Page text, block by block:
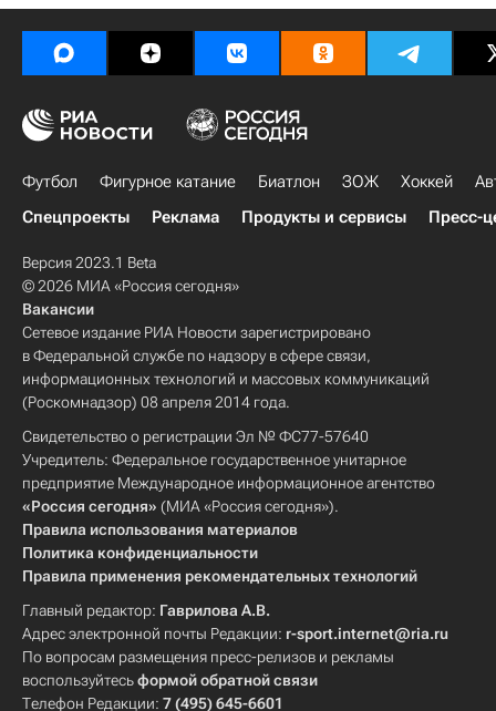
Футбол Фигурное катание Биатлон ЗОЖ Хоккей
Спецпроекты
Реклама Продукты и сервисы Пресс-
Версия 2023.1 Beta
© 2026 МИА «Россия сегодня»
Вакансии
Сетевое издание РИА Новости зарегистрировано
в Федеральной службе по надзору в сфере связи,
информационных технологий и массовых коммуникаций
(Роскомнадзор) 08 апреля 2014 года.
Свидетельство о регистрации Эл № ФС77-57640
Учредитель: Федеральное государственное унитарное
предприятие Международное информационное агентство
«Россия сегодня» (МИА «Россия сегодня»).
Правила использования материалов
Политика конфиденциальности
Правила применения рекомендательных технологий
Главный редактор: Гаврилова А.В.
Адрес электронной почты Редакции: r-sport.internet@ria.ru
По вопросам размещения пресс-релизов и рекламы
воспользуйтесьформой обратной связи
Телефон Редакции: 7 (495) 645-6601